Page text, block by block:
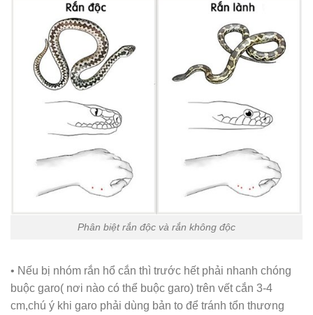
Phân biệt rắn độc và rắn không độc
• Nếu bị nhóm rắn hổ cắn thì trước hết phải nhanh chóng
buộc garo( nơi nào có thể buộc garo) trên vết cắn 3-4
cm,chú ý khi garo phải dùng bản to để tránh tổn thương